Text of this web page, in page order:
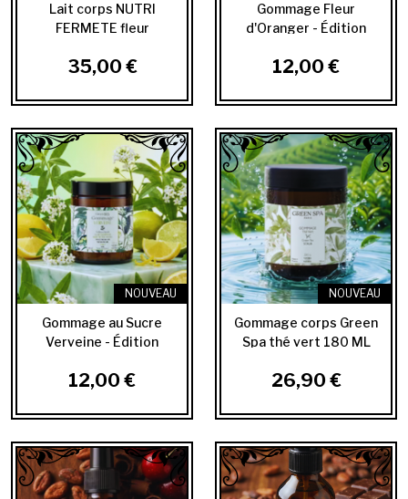
Lait corps NUTRI
FERMETE fleur
250 ML
35,00 €
Gommage Fleur
d'Oranger - Édition
12,00 €
NOUVEAU
Gommage au Sucre
Verveine - Édition
12,00 €
NOUVEAU
Gommage corps Green
Spa thé vert 180 ML
26,90 €